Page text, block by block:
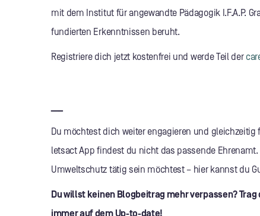
mit dem Institut für angewandte Pädagogik I.F.A.P.
fundierten Erkenntnissen beruht.
Registriere dich jetzt kostenfrei und werde Teil der
Du möchtest dich weiter engagieren und
letsact App findest du nicht das passende
Umweltschutz tätig sein möchtest – hier kannst du
Du willst keinen Blogbeitrag mehr verpassen? Trag
immer auf dem Up-to-date!